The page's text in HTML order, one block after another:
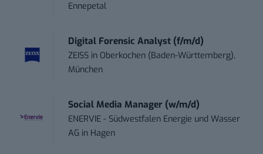
Ennepetal
Digital Forensic Analyst (f/m/d)
ZEISS in Oberkochen (Baden-Württemberg),
München
Social Media Manager (w/m/d)
ENERVIE - Südwestfalen Energie und Wasser
AG in Hagen